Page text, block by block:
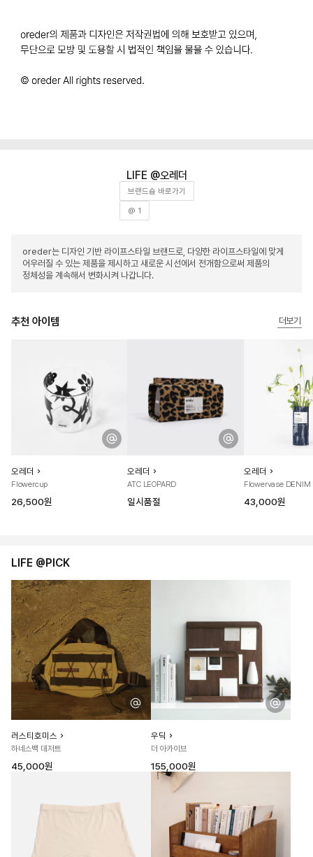
오레더
브랜드숍 바로가기
@ 1
oreder는 디자인 기반 라이프스타일 브랜드로, 다양한 라이프스타일에 맞게
어우러질 수 있는 제품을 제시하고 새로운 시선에서 전개함으로써 제품의
정체성을 계속해서 변화시켜 나갑니다.
추천 아이템 더보기
오레더
Flowercup
26,500원
오레더
ATC LEOPARD
일시품절
오레더
Flowervase DENIM
43,000원
LIFE @PICK
러스티호미스
하네스백 데저트
45,000원
우딕
더 아카이브
155,000원